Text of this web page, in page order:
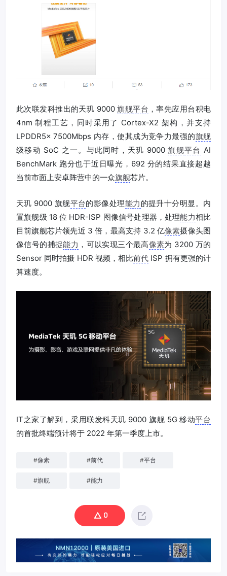
此次联发科推出的天玑 9000旗舰平台 ，率先应用台积电
4nm 制程工艺，同时采用了 Cortex-X2 架构，并支持
LPDDR5x 7500Mbps 内存，使其成为竞争力最强的旗舰
级移动 SoC 之一。与此同时，天玑 9000旗舰平台 AI
BenchMark 跑分也于近日曝光，692 分的结果直接超越
当前市面上安卓阵营中的一众旗舰芯片。
天玑 9000 旗舰平台的影像处理能力 的提升十分明显。内
置旗舰级 18 位 HDR-ISP 图像信号处理器，处理能力相比
目前旗舰芯片领先近 3 倍，最高支持 3.2 亿像素摄像头图
像信号的捕捉能力 ，可以实现三个最高像素为 3200 万的
Sensor 同时拍摄 HDR 视频，相比前代 ISP 拥有更强的计
算速度。
IT之家了解到，采用联发科天玑 9000 旗舰 5G 移动平台
的首批终端预计将于 2022 年第一季度上市。
#像素 #前代 #平台
#旗舰 #能力
0